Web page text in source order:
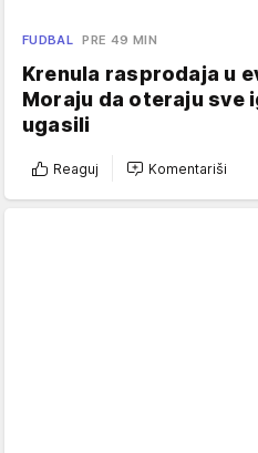
FUDBAL PRE 49 MIN
Krenula rasprodaja u
Moraju da oteraju sve
ugasili
Reaguj Komentariši